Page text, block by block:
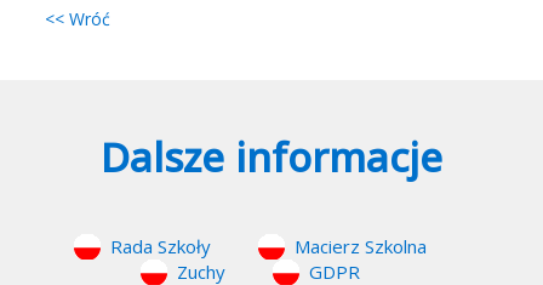
<< Wróć
Dalsze informacje
Rada Szkoły
Macierz Szkolna
Zuchy
GDPR